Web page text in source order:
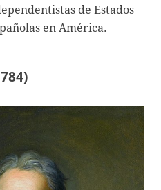
de Estados
en América.